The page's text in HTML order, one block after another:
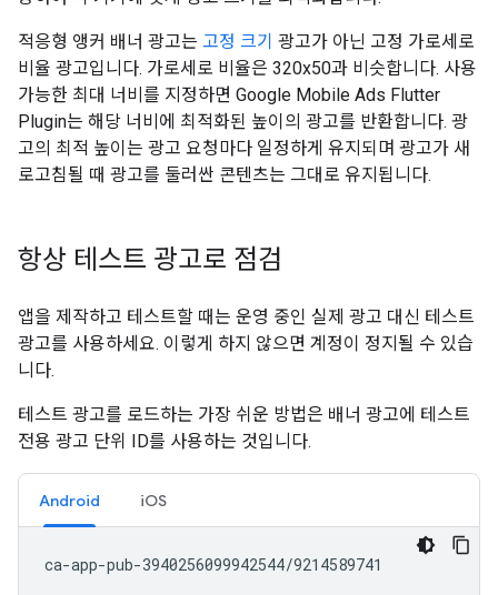
적응형 앵커 배너 광고는 고정 크기 광고가 아닌 고정 가로세로
비율 광고입니다. 가로세로 비율은 320x50과 비슷합니다. 사용
가능한 최대 너비를 지정하면 Google Mobile Ads Flutter
Plugin는 해당 너비에 최적화된 높이의 광고를 반환합니다. 광
고의 최적 높이는 광고 요청마다 일정하게 유지되며 광고가 새
로고침될 때 광고를 둘러싼 콘텐츠는 그대로 유지됩니다.
항상 테스트 광고로 점검
앱을 제작하고 테스트할 때는 운영 중인 실제 광고 대신 테스트
광고를 사용하세요. 이렇게 하지 않으면 계정이 정지될 수 있습
니다.
테스트 광고를 로드하는 가장 쉬운 방법은 배너 광고에 테스트
전용 광고 단위 ID를 사용하는 것입니다.
Android iOS